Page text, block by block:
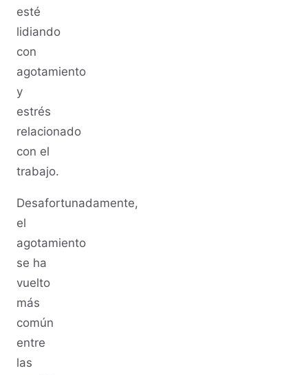
esté
lidiando
con
agotamiento
y
estrés
relacionado
con el
trabajo.
Desafortunadamente,
el
agotamiento
se ha
vuelto
más
común
entre
las